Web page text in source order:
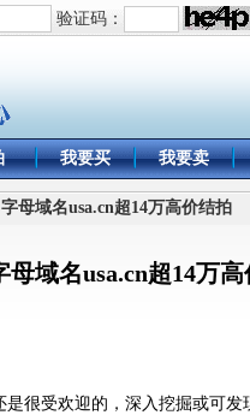
验证码：
我要买 我要卖
母域名usa.cn超14万高价结拍
母域名usa.cn超14万
很受欢迎的，深入挖掘或可